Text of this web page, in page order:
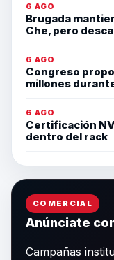
6 AGO
Brugada
Che, pero
6 AGO
Congreso
millones
6 AGO
Certificación
dentro del rack
COMERCIAL
Anúnciate
Campañas